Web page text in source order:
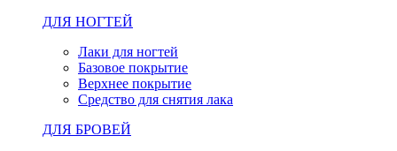
ДЛЯ НОГТЕЙ
Лаки для ногтей
Базовое покрытие
Верхнее покрытие
Средство для снятия лака
ДЛЯ БРОВЕЙ